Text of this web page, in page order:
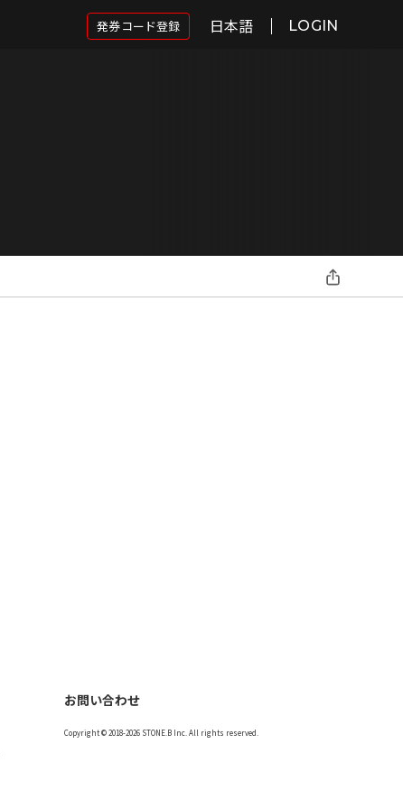
発券コード登録 日本語 LOGIN
お問い合わせ
Copyright © 2018-2026 STONE.B Inc. All rights reserved.